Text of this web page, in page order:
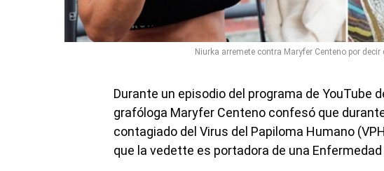
Niurka arremete contra Maryfer Centeno por
Durante un episodio del programa de YouTube
grafóloga Maryfer Centeno confesó que
contagiado del Virus del Papiloma Humano
que la vedette es portadora de una